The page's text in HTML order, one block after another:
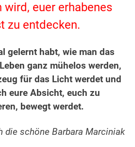
wird, euer erhabenes
zu entdecken.
gelernt habt, wie man das
ganz mühelos werden,
für das Licht werdet und
eure Absicht, euch zu
bewegt werdet.
die schöne Barbara Marciniak